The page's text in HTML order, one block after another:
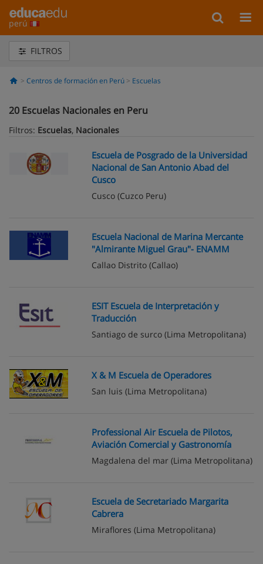
perú
FILTROS
Centros de formación en Perú Escuelas
20 Escuelas Nacionales en Peru
Filtros: Escuelas, Nacionales
Escuela de Posgrado de la Universidad
Nacional de San Antonio Abad del
Cusco
Cusco (Cuzco Peru)
Escuela Nacional de Marina Mercante
"Almirante Miguel Grau"- ENAMM
Callao Distrito (Callao)
ESIT Escuela de Interpretación y
Traducción
Santiago de surco (Lima Metropolitana)
X & M Escuela de Operadores
San luis (Lima Metropolitana)
Professional Air Escuela de Pilotos,
Aviación Comercial y Gastronomía
Magdalena del mar (Lima Metropolitana)
Escuela de Secretariado Margarita
Cabrera
Miraflores (Lima Metropolitana)